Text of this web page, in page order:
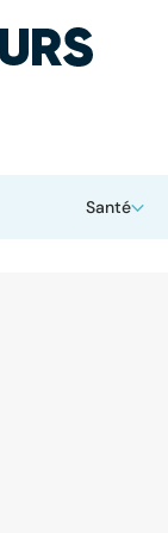
Santé